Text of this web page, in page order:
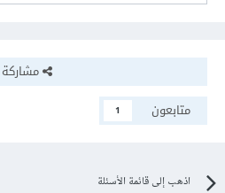
مشاركة
متابعون
1
اذهب إلى قائمة الأسئلة